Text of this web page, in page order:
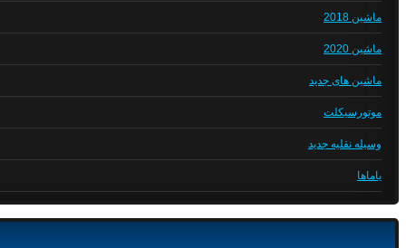
ماشین 2018
ماشین 2020
ماشین های جدید
موتورسیکلت
وسیله نقلیه جدید
یاماها